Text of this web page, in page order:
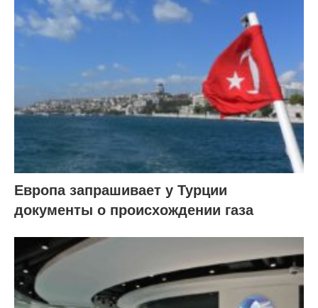
Европа запрашивает у Турции
документы о происхождении газа